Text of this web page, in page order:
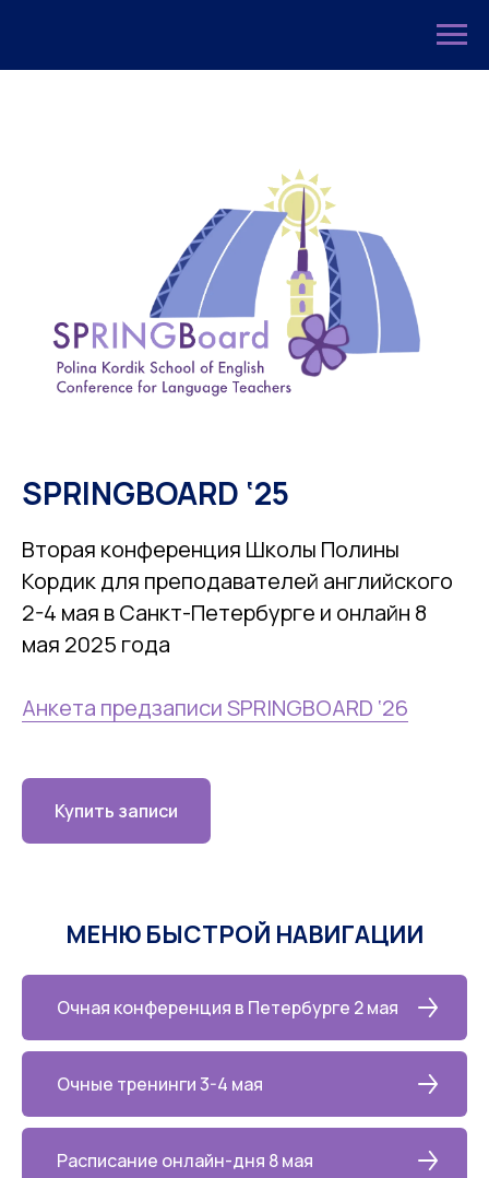
SPRINGBOARD ‘25
Вторая конференция Школы Полины
Кордик для преподавателей английского
2-4 мая в Санкт-Петербурге и онлайн 8
мая 2025 года
Анкета предзаписи SPRINGBOARD ‘26
Купить записи
МЕНЮ БЫСТРОЙ НАВИГАЦИИ
Очная конференция в Петербурге 2 мая
Очные тренинги 3-4 мая
Расписание онлайн-дня 8 мая